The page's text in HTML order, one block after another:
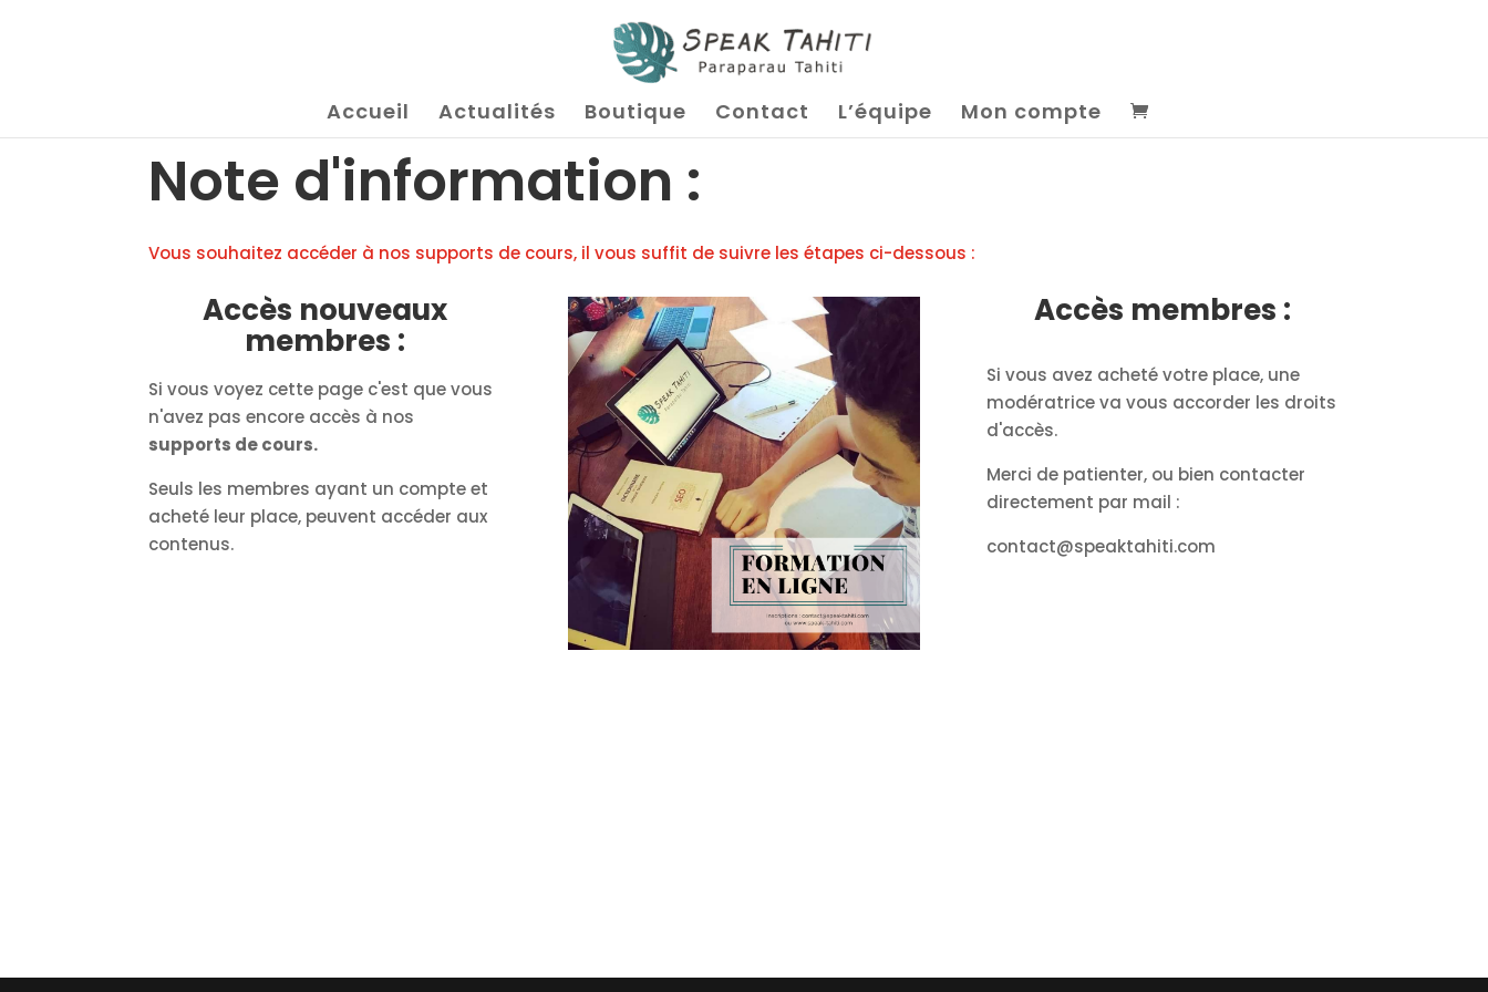
Accueil Actualités Boutique Contact L’équipe Mon compte
Note d'information :
Vous souhaitez accéder à nos supports de cours, il vous suffit de suivre les étapes ci-dessous :
Accès nouveaux
membres :
Si vous voyez cette page c'est que vous
n'avez pas encore accès à nos
supports de cours.
Seuls les membres ayant un compte et
acheté leur place, peuvent accéder aux
contenus.
Accès membres :
Si vous avez acheté votre place, une
modératrice va vous accorder les droits
d'accès.
Merci de patienter, ou bien contacter
directement par mail :
contact@speaktahiti.com